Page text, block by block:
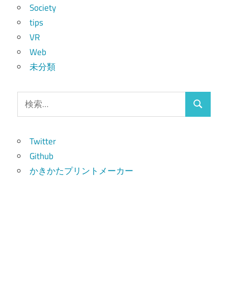
Society
tips
VR
Web
未分類
索:
検
Twitter
Github
かきかたプリントメーカー